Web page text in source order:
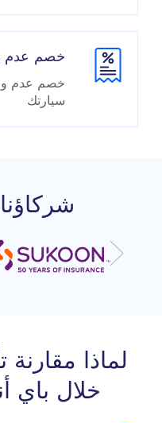
خصم عدم
سيارتك
لماذا
خلال باي